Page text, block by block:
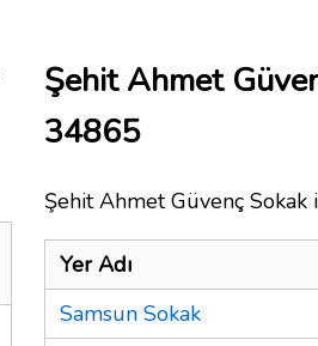
Şehit Ahmet
34865
Şehit Ahmet Güvenç
Yer Adı
Samsun Sokak